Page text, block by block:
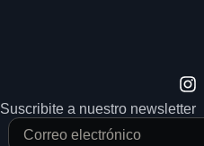
Suscribite a nuestro newsletter